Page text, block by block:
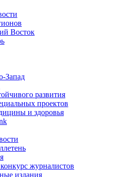
Восток
Запад
развития
проектов
и здоровья
журналистов
издания